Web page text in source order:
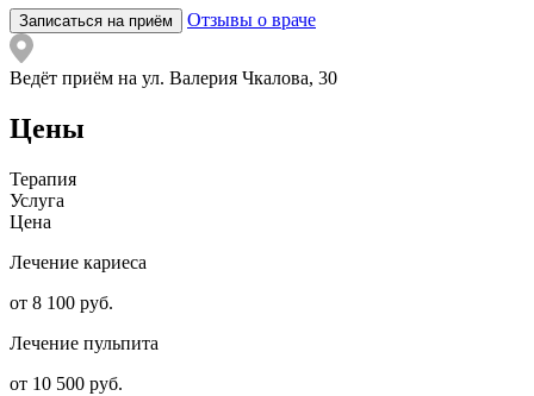
Записаться на приём Отзывы о враче
Ведёт приём на ул. Валерия Чкалова, 30
Цены
Терапия
Услуга
Цена
Лечение кариеса
от 8 100 руб.
Лечение пульпита
от 10 500 руб.